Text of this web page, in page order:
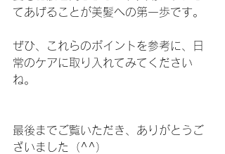
てあげることが美髪への第一歩です。
ぜひ、これらのポイントを参考に、日
常のケアに取り入れてみてください
ね。
最後までご覧いただき、ありがとうご
ざいました（^^）